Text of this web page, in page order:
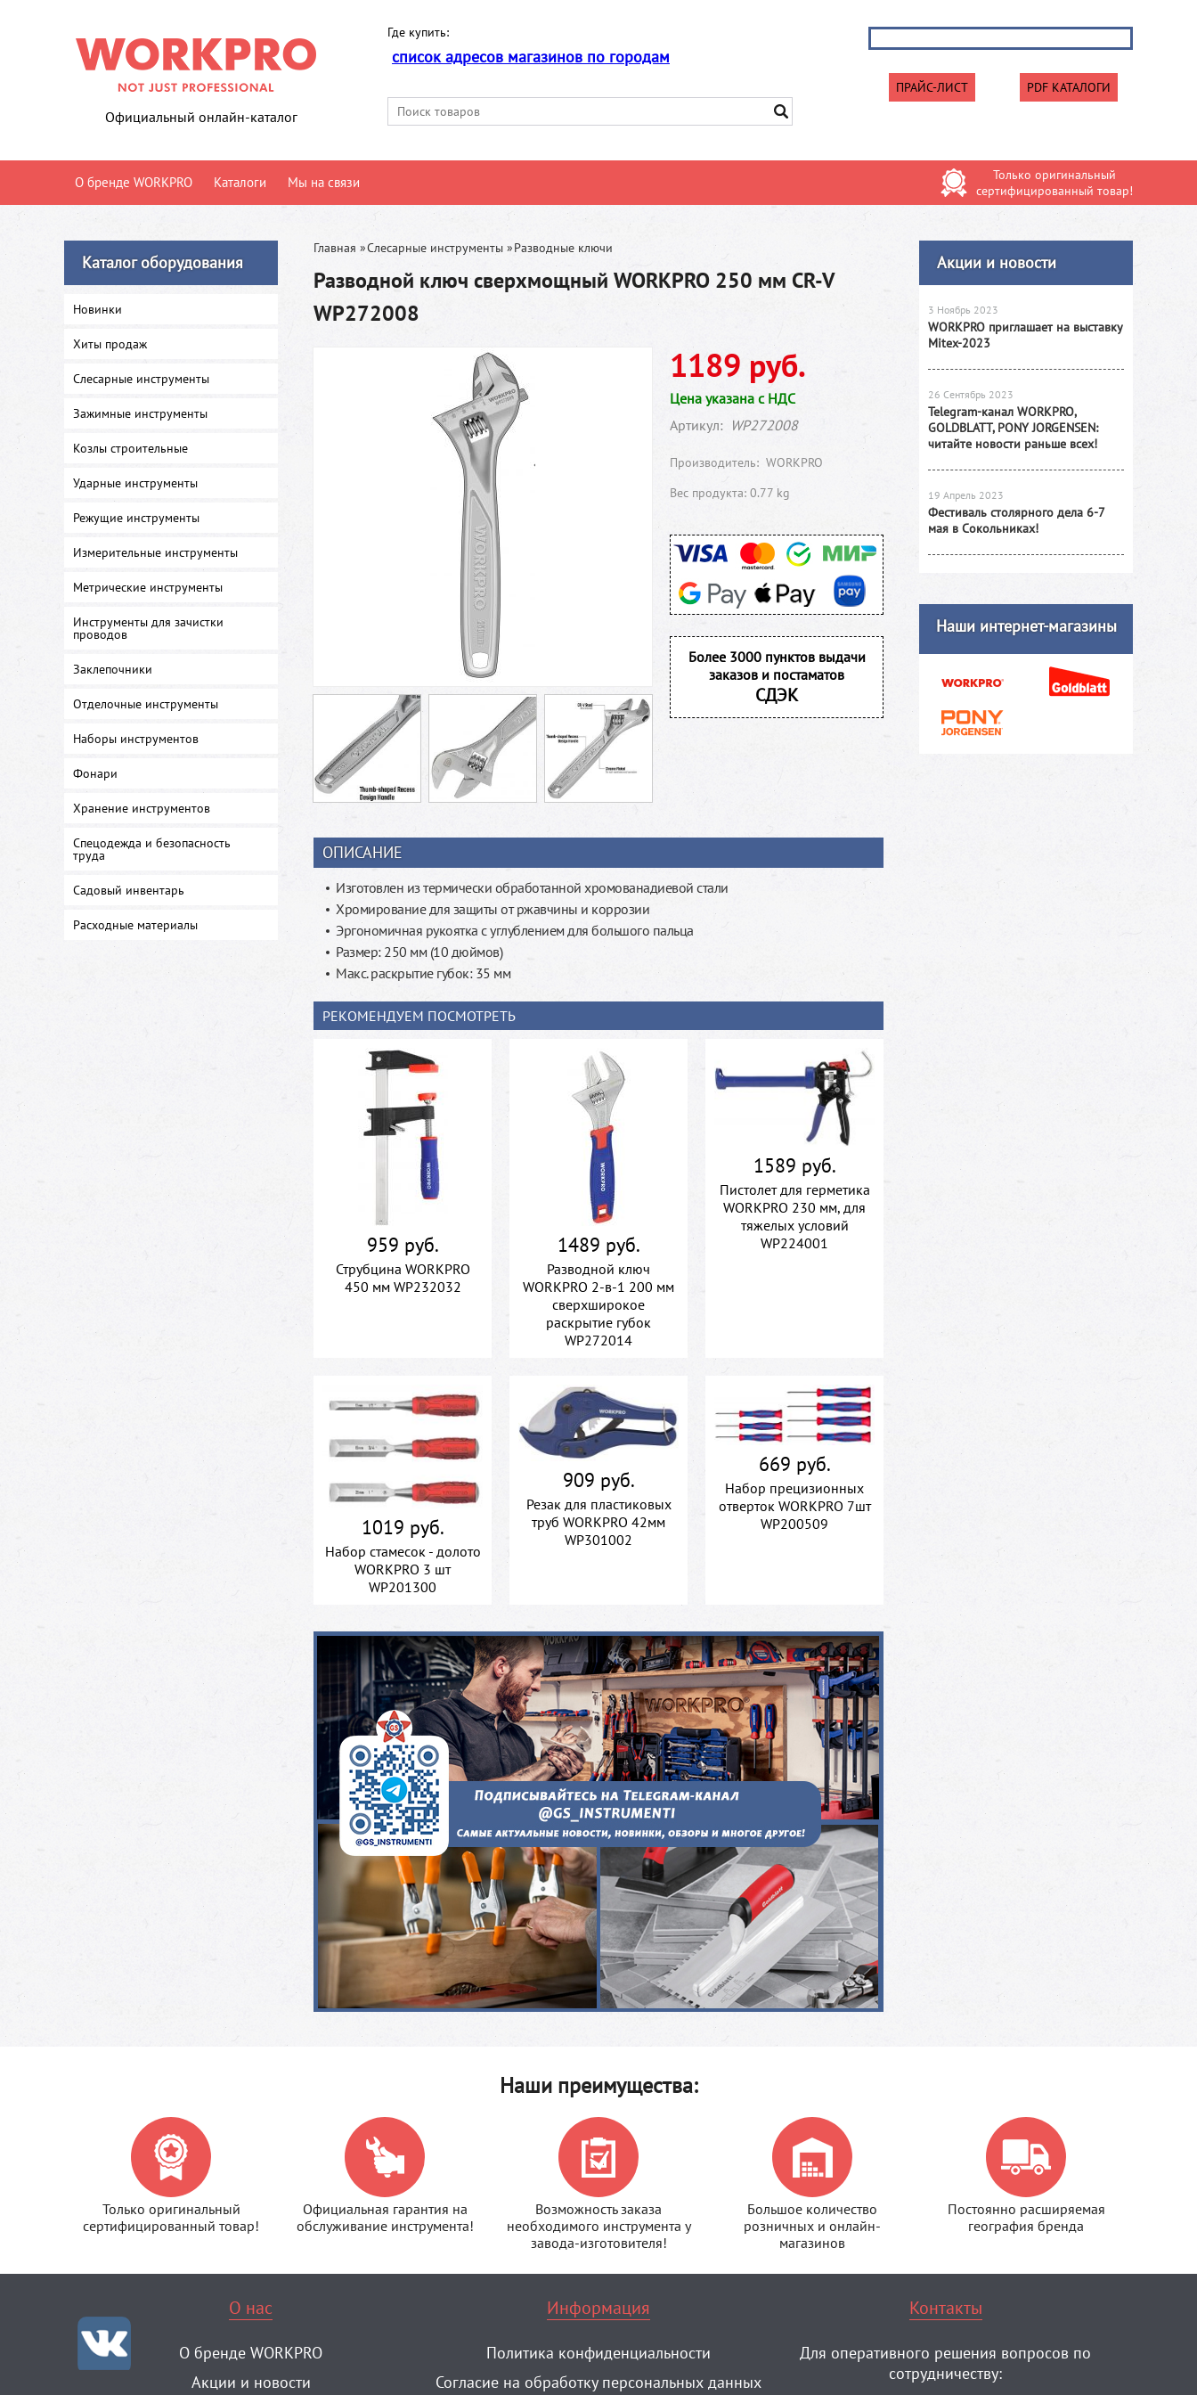
Официальный онлайн-каталог
Где купить:
список адресов магазинов по городам
ПРАЙС-ЛИСТ PDF КАТАЛОГИ
О бренде WORKPRO Каталоги Мы на связи
Только оригинальный
сертифицированный товар!
Каталог оборудования
Новинки
Хиты продаж
Слесарные инструменты
Зажимные инструменты
Козлы строительные
Ударные инструменты
Режущие инструменты
Измерительные инструменты
Метрические инструменты
Инструменты для зачистки
проводов
Заклепочники
Отделочные инструменты
Наборы инструментов
Фонари
Хранение инструментов
Спецодежда и безопасность
труда
Садовый инвентарь
Расходные материалы
Главная »Слесарные инструменты »Разводные ключи
Разводной ключ сверхмощный WORKPRO 250 мм CR-V
WP272008
1189 руб.
Цена указана с НДС
Артикул: WP272008
Производитель: WORKPRO
Вес продукта: 0.77 kg
Более 3000 пунктов выдачи
заказов и постаматов
СДЭК
ОПИСАНИЕ
Изготовлен из термически обработанной хромованадиевой стали
Хромирование для защиты от ржавчины и коррозии
Эргономичная рукоятка с углублением для большого пальца
Размер: 250 мм (10 дюймов)
Макс. раскрытие губок: 35 мм
РЕКОМЕНДУЕМ ПОСМОТРЕТЬ
959 руб.
Струбцина WORKPRO
450 мм WP232032
1489 руб.
Разводной ключ
WORKPRO 2-в-1 200 мм
сверхширокое
раскрытие губок
WP272014
1589 руб.
Пистолет для герметика
WORKPRO 230 мм, для
тяжелых условий
WP224001
1019 руб.
Набор стамесок - долото
WORKPRO 3 шт
WP201300
909 руб.
Резак для пластиковых
труб WORKPRO 42мм
WP301002
669 руб.
Набор прецизионных
отверток WORKPRO 7шт
WP200509
Акции и новости
3 Ноябрь 2023
WORKPRO приглашает на выставку
Mitex-2023
26 Сентябрь 2023
Telegram-канал WORKPRO,
GOLDBLATT, PONY JORGENSEN:
читайте новости раньше всех!
19 Апрель 2023
Фестиваль столярного дела 6-7
мая в Сокольниках!
Наши интернет-магазины
Наши преимущества:
Только оригинальный
сертифицированный товар!
Официальная гарантия на
обслуживание инструмента!
Возможность заказа
необходимого инструмента у
завода-изготовителя!
Большое количество
розничных и онлайн-
магазинов
Постоянно расширяемая
география бренда
О нас
О бренде WORKPRO
Акции и новости
Информация
Политика конфиденциальности
Согласие на обработку персональных данных
Контакты
Для оперативного решения вопросов по
сотрудничеству: